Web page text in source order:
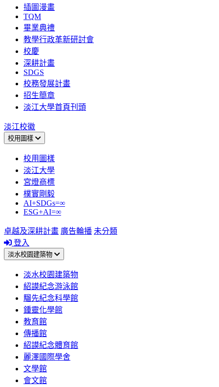
插圖漫畫
TQM
畢業典禮
教學行政革新研討會
校慶
深耕計畫
SDGS
校務發展計畫
招生簡章
淡江大學首頁刊頭
淡江校徽
校用圖樣
校用圖樣
淡江大學
宮燈商標
樸實剛毅
AI+SDGs=∞
ESG+AI=∞
卓越及深耕計畫 廣告輪播 未分類
登入
淡水校園建築物
淡水校園建築物
紹謨紀念游泳館
騮先紀念科學館
鍾靈化學館
教育館
傳播館
紹謨紀念體育館
麗澤國際學舍
文學館
會文館